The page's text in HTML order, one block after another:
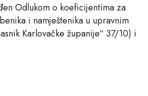
Odlukom o koeficijentima za
i namještenika u upravnim
Karlovačke županije“ 37/10) i